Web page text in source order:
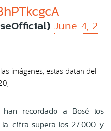
June 4, 2
imágenes, estas datan del
recordado a Bosé los
la cifra supera los 27.000 y